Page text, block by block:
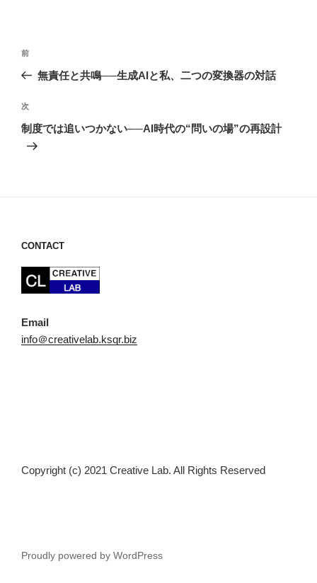
投
ビ
ゲ
ー
前
の
稿
前
無責任と共鳴──生成AIと私、二つの変換器の対話
次
の
次
制度では追いつかない──AI時代の“問いの場”の再設計
CONTACT
Email
info＠creativelab.ksqr.biz
Copyright (c) 2021 Creative Lab. All Rights Reserved
Proudly powered by WordPress